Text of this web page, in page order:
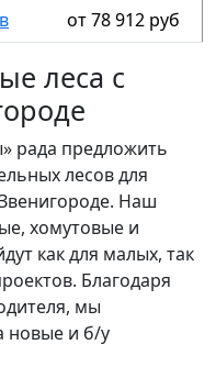
от 78 912 руб
леса с
рада предложить
лесов для
Наш
хомутовые и
как для малых, так
Благодаря
мы
новые и б/у